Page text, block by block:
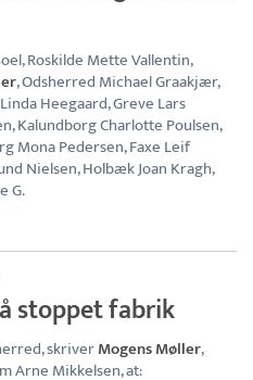
Roskilde Mette Vallentin,
, Odsherred Michael Graakjær,
Heegaard, Greve Lars
Kalundborg Charlotte Poulsen,
Mona Pedersen, Faxe Leif
Nielsen, Holbæk Joan Kragh,
G.
stoppet fabrik
skriverMogens Møller,
Arne Mikkelsen, at: